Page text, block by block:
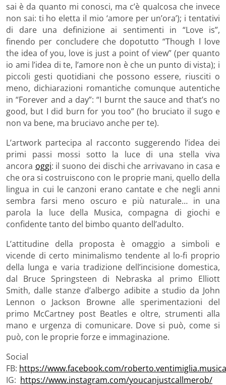
sai è da quanto mi conosci, ma c’è qualcosa che invece
non sai: ti ho eletta il mio ‘amore per un’ora’); i tentativi
di dare una definizione ai sentimenti in “Love is”,
finendo per concludere che dopotutto “Though I love
the idea of you, love is just a point of view” (per quanto
io ami l’idea di te, l’amore non è che un punto di vista); i
piccoli gesti quotidiani che possono essere, riusciti o
meno, dichiarazioni romantiche comunque autentiche
in “Forever and a day”: “I burnt the sauce and that’s no
good, but I did burn for you too” (ho bruciato il sugo e
non va bene, ma bruciavo anche per te).
L’artwork partecipa al racconto suggerendo l’idea dei
primi passi mossi sotto la luce di una stella viva
ancora oggi: il suono dei dischi che arrivavano in casa e
che ora si costruiscono con le proprie mani, quello della
lingua in cui le canzoni erano cantate e che negli anni
sembra farsi meno oscuro e più naturale… in una
parola la luce della Musica, compagna di giochi e
confidente tanto del bimbo quanto dell’adulto.
L’attitudine della proposta è omaggio a simboli e
vicende di certo minimalismo tendente al lo-fi proprio
della lunga e varia tradizione dell’incisione domestica,
dal Bruce Springsteen di Nebraska al primo Elliott
Smith, dalle stanze d’albergo adibite a studio da John
Lennon o Jackson Browne alle sperimentazioni del
primo McCartney post Beatles e oltre, strumenti alla
mano e urgenza di comunicare. Dove si può, come si
può, con le proprie forze e immaginazione.
Social
FB: https://www.facebook.com/
IG: https://www.instagram.com/youcanjustcallmerob/